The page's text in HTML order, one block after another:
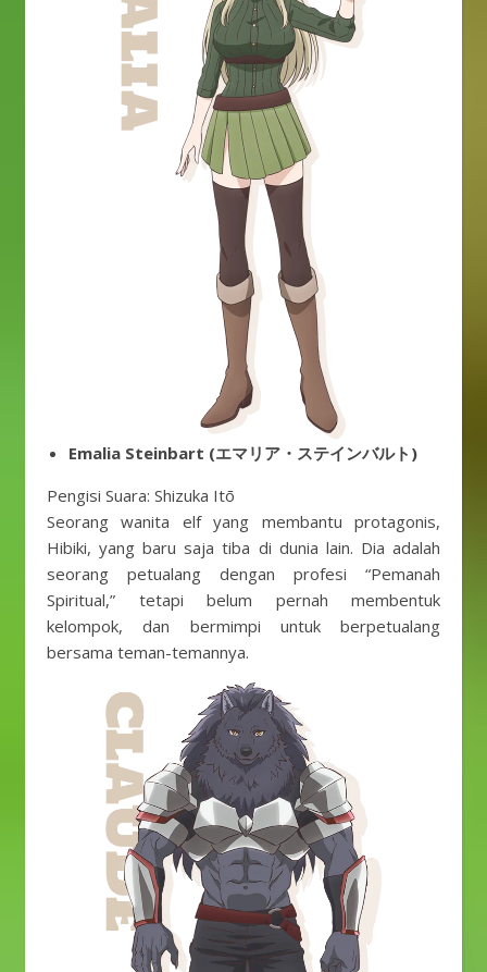
Emalia Steinbart (エマリア・ステインバルト)
Pengisi Suara: Shizuka Itō
Seorang wanita elf yang membantu protagonis,
Hibiki, yang baru saja tiba di dunia lain. Dia adalah
seorang petualang dengan profesi “Pemanah
Spiritual,” tetapi belum pernah membentuk
kelompok, dan bermimpi untuk berpetualang
bersama teman-temannya.